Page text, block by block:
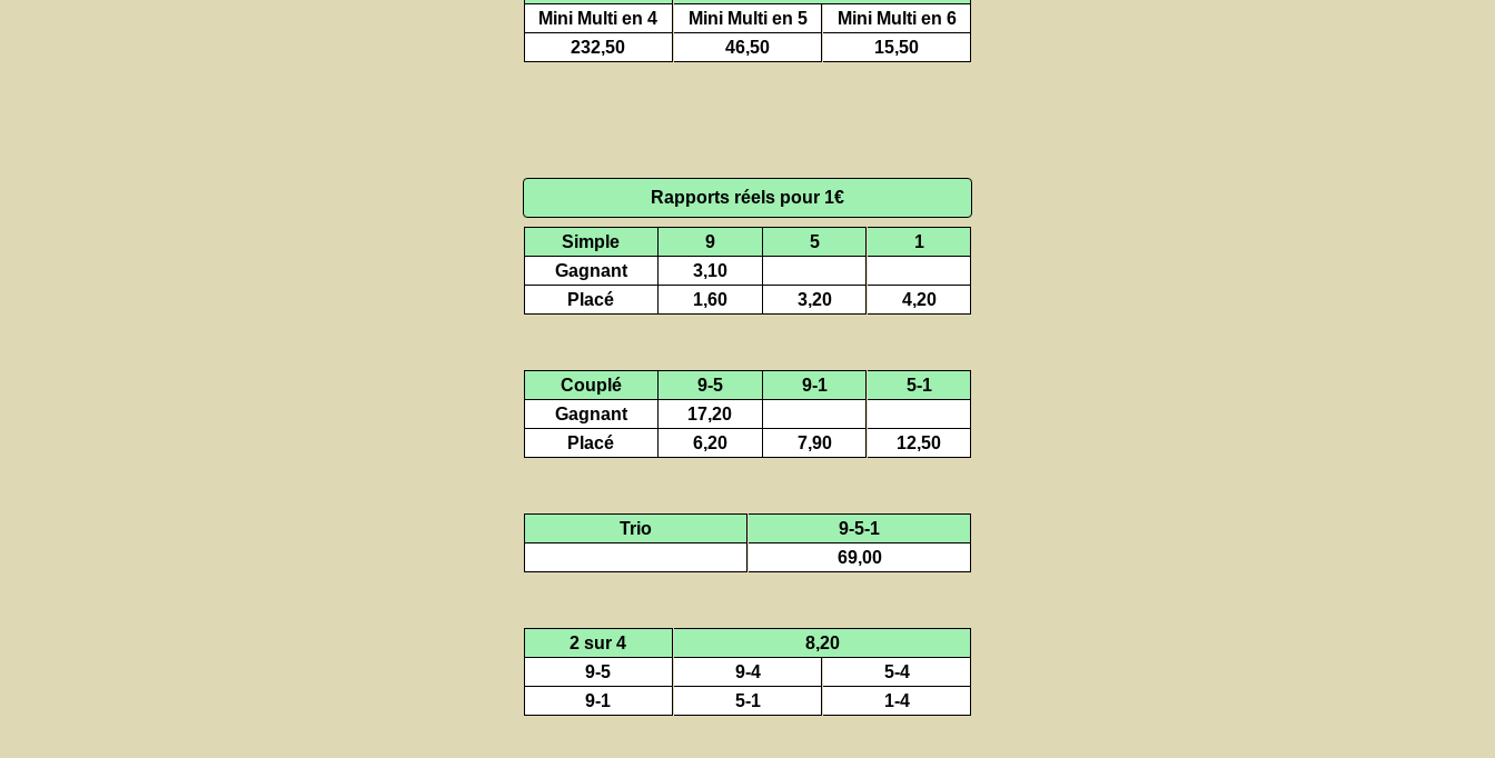
Mini Multi en 4
Mini Multi en 5
Mini Multi en 6
232,50
46,50 15,50
Rapports réels pour 1€
Simple 9 5
1
Gagnant
3,10
Placé
1,60 3,20 4,20
Couplé 9-5 9-1
5-1
Gagnant
17,20
Placé
6,20 7,90 12,50
Trio
9-5-1
69,00
2 sur 4
8,20
9-5
9-4
5-4
9-1
5-1 1-4